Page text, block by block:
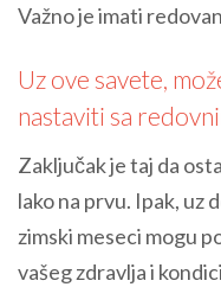
Važno je imati
Uz ove savete,
nastaviti sa
Zaključak je taj da
lako na prvu. Ipak, uz
zimski meseci mogu
vašeg zdravlja i